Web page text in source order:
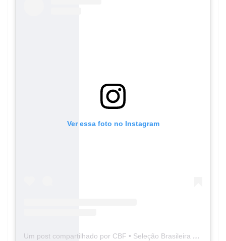
Ver essa foto no Instagram
Um post compartilhado por CBF • Seleção Brasileira de Futebol (@brasil)